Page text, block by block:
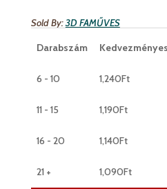
névvel
és
mennyiség
Sold By:3D FAMŰVES
Darabszám
6 - 10 1,240Ft
11 - 15 1,190Ft
16 - 20 1,140Ft
21 + 1,090Ft